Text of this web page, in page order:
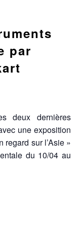
par
deux dernières
une exposition
sur l’Asie »
du 10/04 au